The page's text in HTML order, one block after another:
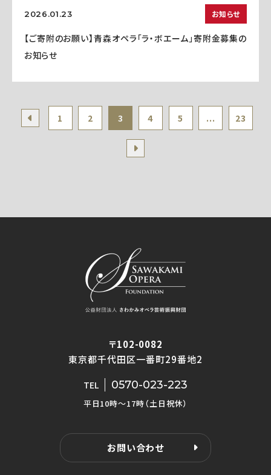
2026.01.23 お知らせ
【ご寄附のお願い】青森オペラ「ラ・ボエーム」寄附金募集の
お知らせ
1 2 3 4 5 ... 23
〒102-0082
東京都千代田区一番町29番地2
TEL 0570-023-223
平日10時〜17時（土日祝休）
お問い合わせ